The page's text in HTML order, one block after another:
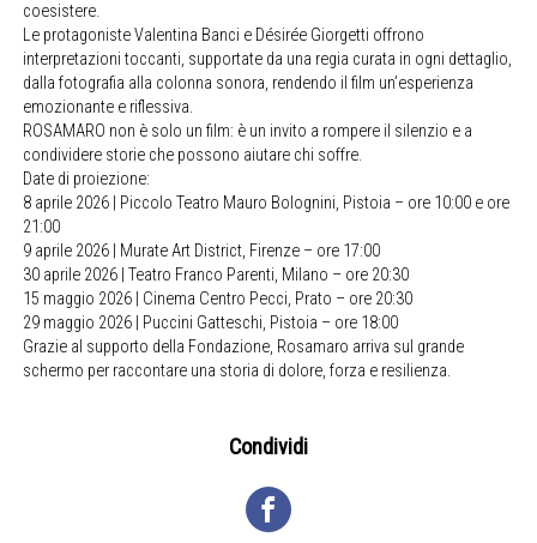
coesistere.
Le protagoniste Valentina Banci e Désirée Giorgetti offrono
interpretazioni toccanti, supportate da una regia curata in ogni dettaglio,
dalla fotografia alla colonna sonora, rendendo il film un’esperienza
emozionante e riflessiva.
ROSAMARO non è solo un film: è un invito a rompere il silenzio e a
condividere storie che possono aiutare chi soffre.
Date di proiezione:
8 aprile 2026 | Piccolo Teatro Mauro Bolognini, Pistoia – ore 10:00 e ore
21:00
9 aprile 2026 | Murate Art District, Firenze – ore 17:00
30 aprile 2026 | Teatro Franco Parenti, Milano – ore 20:30
15 maggio 2026 | Cinema Centro Pecci, Prato – ore 20:30
29 maggio 2026 | Puccini Gatteschi, Pistoia – ore 18:00
Grazie al supporto della Fondazione, Rosamaro arriva sul grande
schermo per raccontare una storia di dolore, forza e resilienza.
Condividi